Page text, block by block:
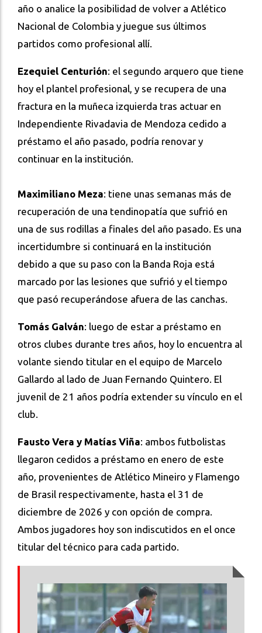
año o analice la posibilidad de volver a Atlético
Nacional de Colombia y juegue sus últimos
partidos como profesional allí.
Ezequiel Centurión: el segundo arquero que tiene
hoy el plantel profesional, y se recupera de una
fractura en la muñeca izquierda tras actuar en
Independiente Rivadavia de Mendoza cedido a
préstamo el año pasado, podría renovar y
continuar en la institución.
Maximiliano Meza: tiene unas semanas más de
recuperación de una tendinopatía que sufrió en
una de sus rodillas a finales del año pasado. Es una
incertidumbre si continuará en la institución
debido a que su paso con la Banda Roja está
marcado por las lesiones que sufrió y el tiempo
que pasó recuperándose afuera de las canchas.
Tomás Galván: luego de estar a préstamo en
otros clubes durante tres años, hoy lo encuentra al
volante siendo titular en el equipo de Marcelo
Gallardo al lado de Juan Fernando Quintero. El
juvenil de 21 años podría extender su vínculo en el
club.
Fausto Vera y Matías Viña: ambos futbolistas
llegaron cedidos a préstamo en enero de este
año, provenientes de Atlético Mineiro y Flamengo
de Brasil respectivamente, hasta el 31 de
diciembre de 2026 y con opción de compra.
Ambos jugadores hoy son indiscutidos en el once
titular del técnico para cada partido.